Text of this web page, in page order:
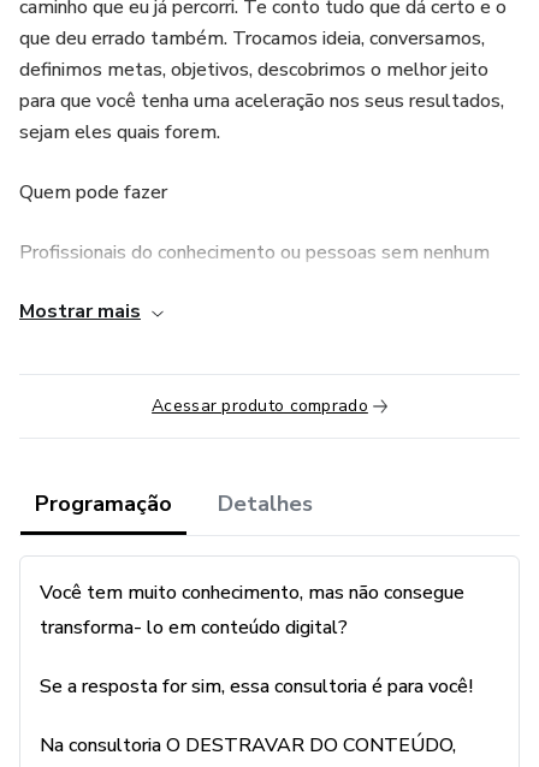
caminho que eu já percorri. Te conto tudo que dá certo e o
que deu errado também. Trocamos ideia, conversamos,
definimos metas, objetivos, descobrimos o melhor jeito
para que você tenha uma aceleração nos seus resultados,
sejam eles quais forem.
Quem pode fazer
Profissionais do conhecimento ou pessoas sem nenhum
falar e engajar. Se você está passando por algum dilema na
fazer a transição de CLT pra PJ, está com dificuldade de
prospectar clientes, ainda não encontrou o seu propósito
no trabalho, se acha “velha” demais para recomeçar ou está
sociais. Vem que eu pego na sua mão e te apoio nessa
louca e linda jornada que chamamos de vida digital.
Adquira já seu passaporte!
Mostrar mais
Acessar produto comprado
Programação Detalhes
Você tem muito conhecimento, mas não consegue
transforma- lo em conteúdo digital?
Se a resposta for sim, essa consultoria é para você!
Na consultoria O DESTRAVAR DO CONTEÚDO,